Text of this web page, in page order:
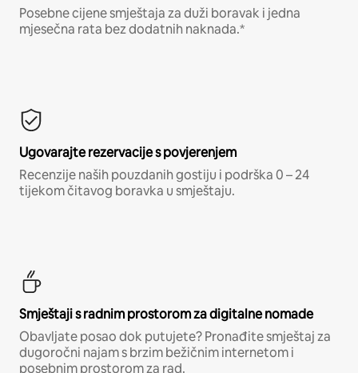
Posebne cijene smještaja za duži boravak i jedna
mjesečna rata bez dodatnih naknada.*
Ugovarajte rezervacije s povjerenjem
Recenzije naših pouzdanih gostiju i podrška 0 – 24
tijekom čitavog boravka u smještaju.
Smještaji s radnim prostorom za digitalne nomade
Obavljate posao dok putujete? Pronađite smještaj za
dugoročni najam s brzim bežičnim internetom i
posebnim prostorom za rad.